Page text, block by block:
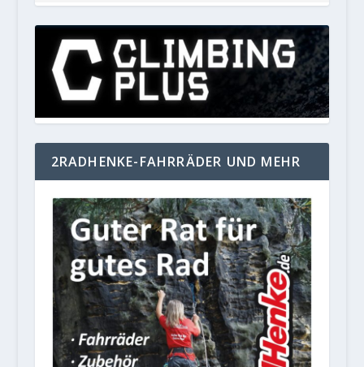
2RADHENKE-FAHRRÄDER UND MEHR